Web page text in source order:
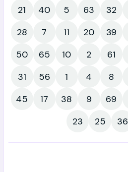
21 40 5 63 32
28
7 11 20 39
50
65 10 2 61
31
56 1 4 8
45
17 38 9 69
23
25 36